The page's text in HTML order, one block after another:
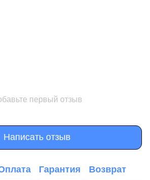
первый отзыв
Написать отзыв
Гарантия Возврат